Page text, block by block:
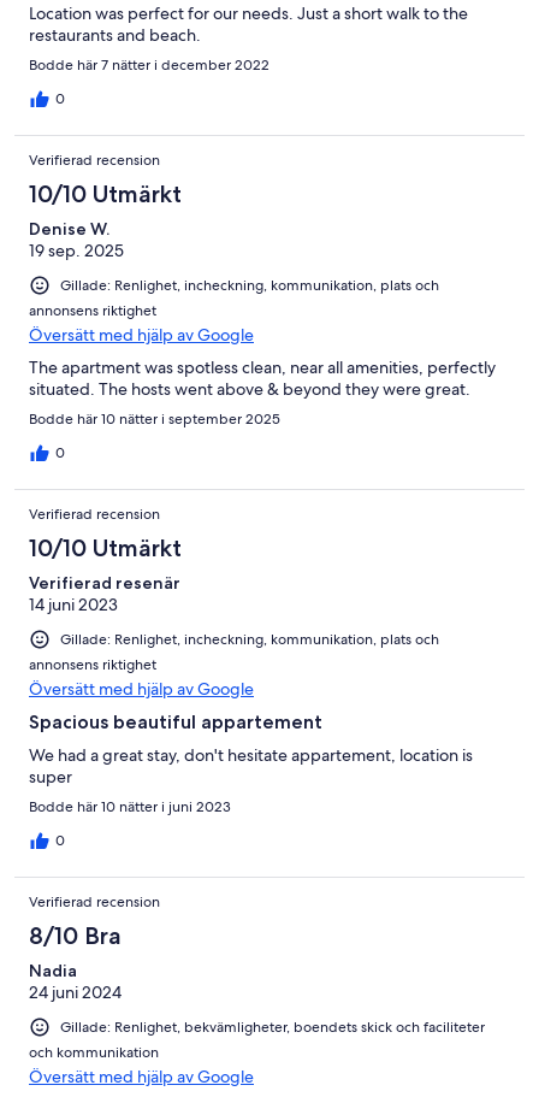
Location was perfect for our needs. Just a short walk to the
restaurants and beach.
Bodde här 7 nätter i december 2022
0
Verifierad recension
10/10 Utmärkt
Denise W.
19 sep. 2025
Gillade: Renlighet, incheckning, kommunikation, plats och
annonsens riktighet
Översätt med hjälp av Google
The apartment was spotless clean, near all amenities, perfectly
situated. The hosts went above & beyond they were great.
Bodde här 10 nätter i september 2025
0
Verifierad recension
10/10 Utmärkt
Verifierad resenär
14 juni 2023
Gillade: Renlighet, incheckning, kommunikation, plats och
annonsens riktighet
Översätt med hjälp av Google
Spacious beautiful appartement
We had a great stay, don't hesitate appartement, location is
super
Bodde här 10 nätter i juni 2023
0
Verifierad recension
8/10 Bra
Nadia
24 juni 2024
Gillade: Renlighet, bekvämligheter, boendets skick och faciliteter
och kommunikation
Översätt med hjälp av Google